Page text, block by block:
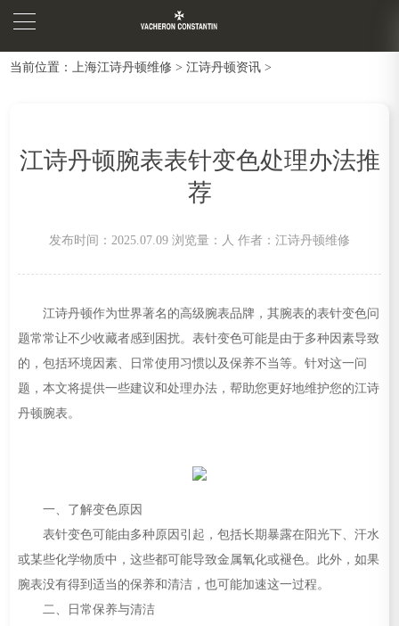
当前位置： 上海江诗丹顿维修 >江诗丹顿资讯 >
江诗丹顿腕表表针变色处理办法推
荐
发布时间：2025.07.09 浏览量： 人 作者：江诗丹顿维修
江诗丹顿作为世界著名的高级腕表品牌，其腕表的表针变色问
题常常让不少收藏者感到困扰。表针变色可能是由于多种因素导致
的，包括环境因素、日常使用习惯以及保养不当等。针对这一问
题，本文将提供一些建议和处理办法，帮助您更好地维护您的江诗
丹顿腕表。
一、了解变色原因
表针变色可能由多种原因引起，包括长期暴露在阳光下、汗水
或某些化学物质中，这些都可能导致金属氧化或褪色。此外，如果
腕表没有得到适当的保养和清洁，也可能加速这一过程。
二、日常保养与清洁